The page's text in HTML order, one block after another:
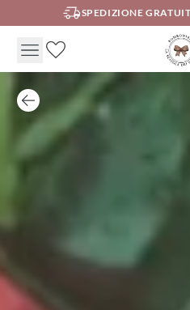
SPEDIZIONE